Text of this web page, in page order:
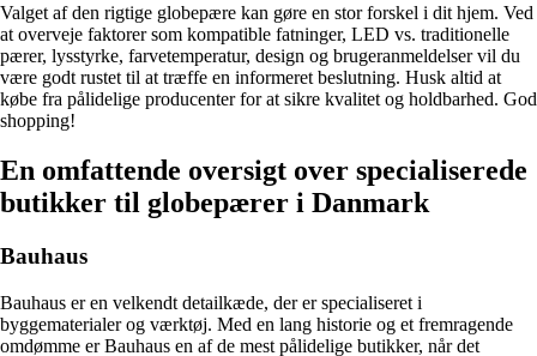
Valget af den rigtige globepære kan gøre en stor forskel i dit hjem. Ved
at overveje faktorer som kompatible fatninger, LED vs. traditionelle
pærer, lysstyrke, farvetemperatur, design og brugeranmeldelser vil du
være godt rustet til at træffe en informeret beslutning. Husk altid at
købe fra pålidelige producenter for at sikre kvalitet og holdbarhed. God
shopping!
En omfattende oversigt over specialiserede
butikker til globepærer i Danmark
Bauhaus
Bauhaus er en velkendt detailkæde, der er specialiseret i
byggematerialer og værktøj. Med en lang historie og et fremragende
omdømme er Bauhaus en af de mest pålidelige butikker, når det